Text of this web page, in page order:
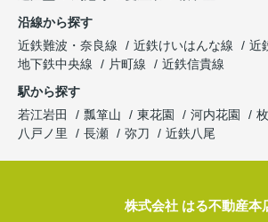
沿線から探す
近鉄難波・奈良線
近鉄けいはんな線
近
地下鉄中央線
片町線
近鉄信貴線
駅から探す
若江岩田
瓢箪山 東花園 河内花園
八戸ノ里
長瀬 弥刀 近鉄八尾
株式会社 はる不動産本